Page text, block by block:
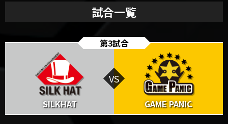
試合一覧
第3試合
SILKHAT GAME PANIC